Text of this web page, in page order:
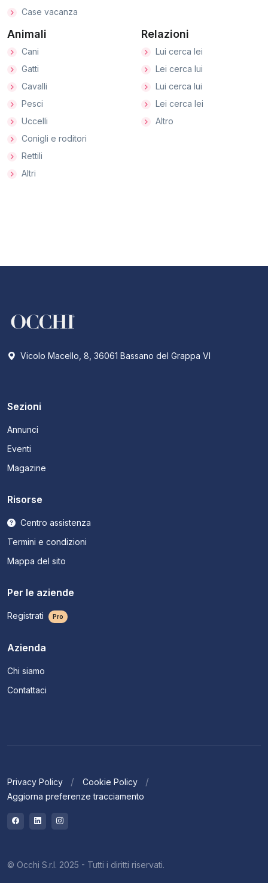
Case vacanza
Animali
Cani
Gatti
Cavalli
Pesci
Uccelli
Conigli e roditori
Rettili
Altri
Relazioni
Lui cerca lei
Lei cerca lui
Lui cerca lui
Lei cerca lei
Altro
Vicolo Macello, 8, 36061 Bassano del Grappa VI
Sezioni
Annunci
Eventi
Magazine
Risorse
Centro assistenza
Termini e condizioni
Mappa del sito
Per le aziende
Registrati Pro
Azienda
Chi siamo
Contattaci
Privacy Policy
Cookie Policy
Aggiorna preferenze tracciamento
© Occhi S.r.l. 2025 - Tutti i diritti riservati.